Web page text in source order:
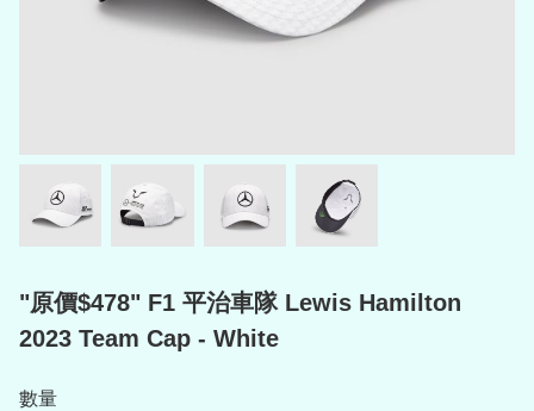
"原價$478" F1 平治車隊 Lewis Hamilton
2023 Team Cap - White
數量